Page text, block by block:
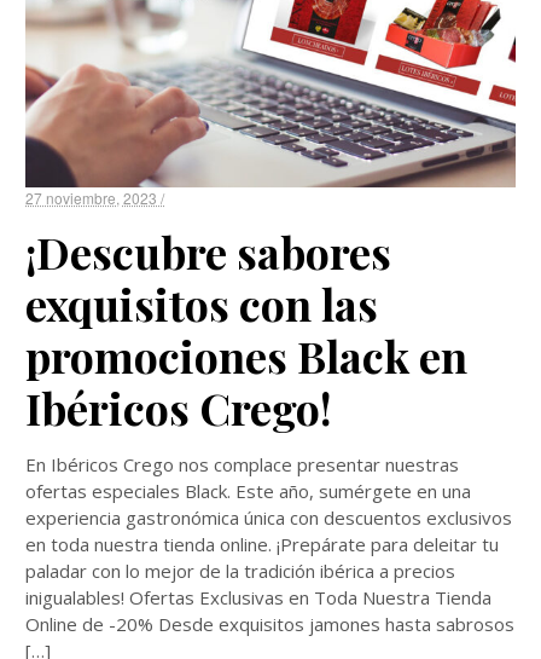
27 noviembre, 2023 /
¡Descubre sabores
exquisitos con las
promociones Black en
Ibéricos Crego!
En Ibéricos Crego nos complace presentar nuestras
ofertas especiales Black. Este año, sumérgete en una
experiencia gastronómica única con descuentos exclusivos
en toda nuestra tienda online. ¡Prepárate para deleitar tu
paladar con lo mejor de la tradición ibérica a precios
inigualables! Ofertas Exclusivas en Toda Nuestra Tienda
Online de -20% Desde exquisitos jamones hasta sabrosos
[…]